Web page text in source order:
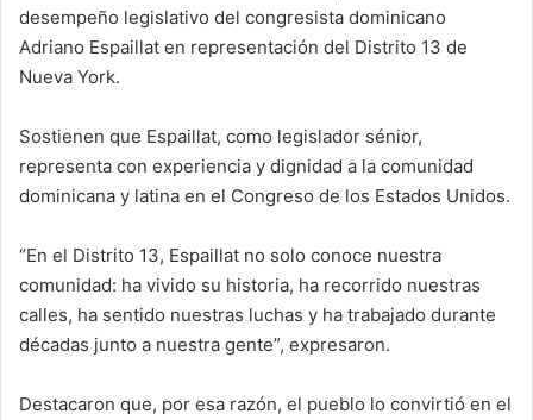
desempeño legislativo del congresista dominicano
Adriano Espaillat en representación del Distrito 13 de
Nueva York.
Sostienen que Espaillat, como legislador sénior,
representa con experiencia y dignidad a la comunidad
dominicana y latina en el Congreso de los Estados Unidos.
“En el Distrito 13, Espaillat no solo conoce nuestra
comunidad: ha vivido su historia, ha recorrido nuestras
calles, ha sentido nuestras luchas y ha trabajado durante
décadas junto a nuestra gente”, expresaron.
Destacaron que, por esa razón, el pueblo lo convirtió en el